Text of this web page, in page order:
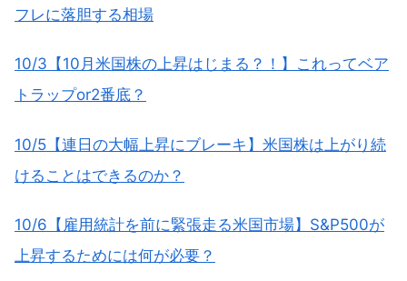
フレに落胆する相場
10/3【10月米国株の上昇はじまる？！】これってベア
トラップor2番底？
10/5【連日の大幅上昇にブレーキ】米国株は上がり続
けることはできるのか？
10/6【雇用統計を前に緊張走る米国市場】S&P500が
上昇するためには何が必要？